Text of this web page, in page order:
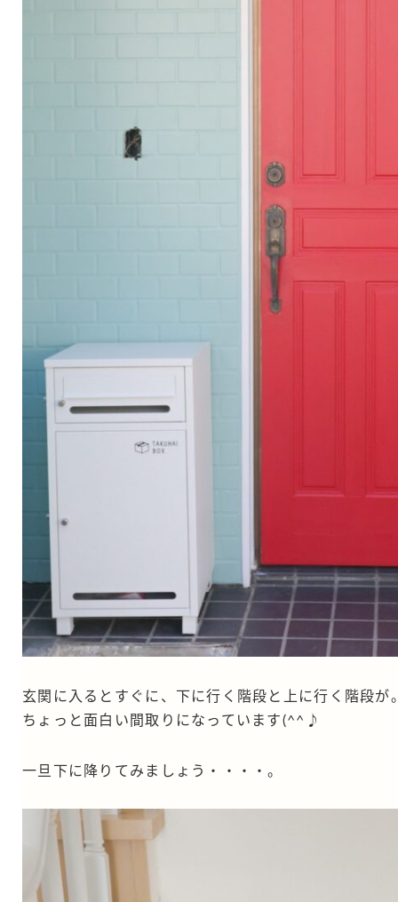
玄関に入るとすぐに、下に行く階段と上に行く階段が
ちょっと面白い間取りになっています(^^♪
一旦下に降りてみましょう・・・・。